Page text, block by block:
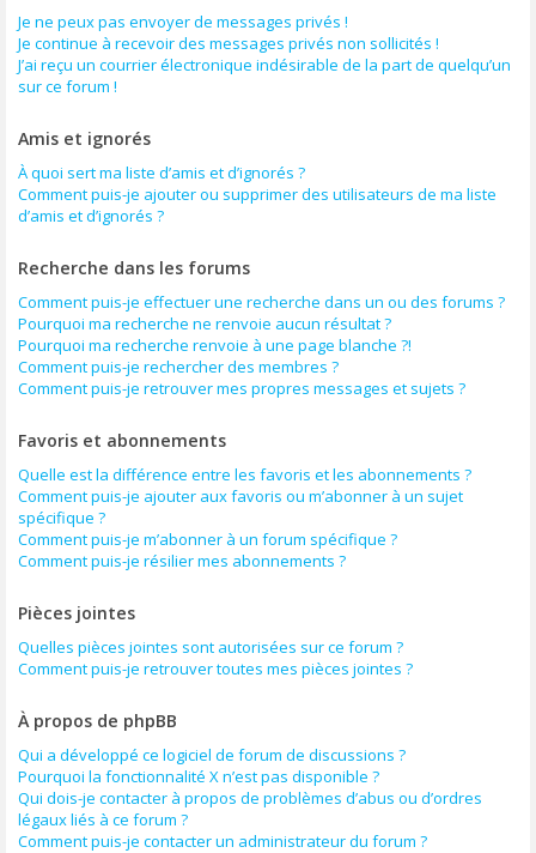
Je ne peux pas envoyer de messages privés !
Je continue à recevoir des messages privés non sollicités !
J’ai reçu un courrier électronique indésirable de la part de quelqu’un
sur ce forum !
Amis et ignorés
À quoi sert ma liste d’amis et d’ignorés ?
Comment puis-je ajouter ou supprimer des utilisateurs de ma liste
d’amis et d’ignorés ?
Recherche dans les forums
Comment puis-je effectuer une recherche dans un ou des forums ?
Pourquoi ma recherche ne renvoie aucun résultat ?
Pourquoi ma recherche renvoie à une page blanche ?!
Comment puis-je rechercher des membres ?
Comment puis-je retrouver mes propres messages et sujets ?
Favoris et abonnements
Quelle est la différence entre les favoris et les abonnements ?
Comment puis-je ajouter aux favoris ou m’abonner à un sujet
spécifique ?
Comment puis-je m’abonner à un forum spécifique ?
Comment puis-je résilier mes abonnements ?
Pièces jointes
Quelles pièces jointes sont autorisées sur ce forum ?
Comment puis-je retrouver toutes mes pièces jointes ?
À propos de phpBB
Qui a développé ce logiciel de forum de discussions ?
Pourquoi la fonctionnalité X n’est pas disponible ?
Qui dois-je contacter à propos de problèmes d’abus ou d’ordres
légaux liés à ce forum ?
Comment puis-je contacter un administrateur du forum ?